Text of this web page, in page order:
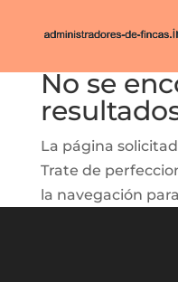
No se
La página
Trate de
la navegación